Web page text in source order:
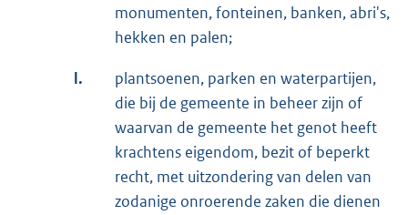
monumenten, fonteinen, banken, abri's,
hekken en palen;
l.
plantsoenen, parken en waterpartijen,
die bij de gemeente in beheer zijn of
waarvan de gemeente het genot heeft
krachtens eigendom, bezit of beperkt
recht, met uitzondering van delen van
zodanige onroerende zaken die dienen